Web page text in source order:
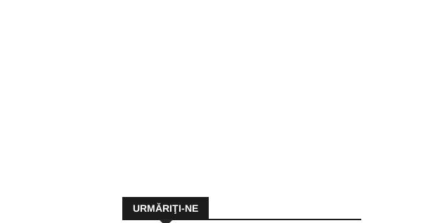
URMĂRIŢI-NE